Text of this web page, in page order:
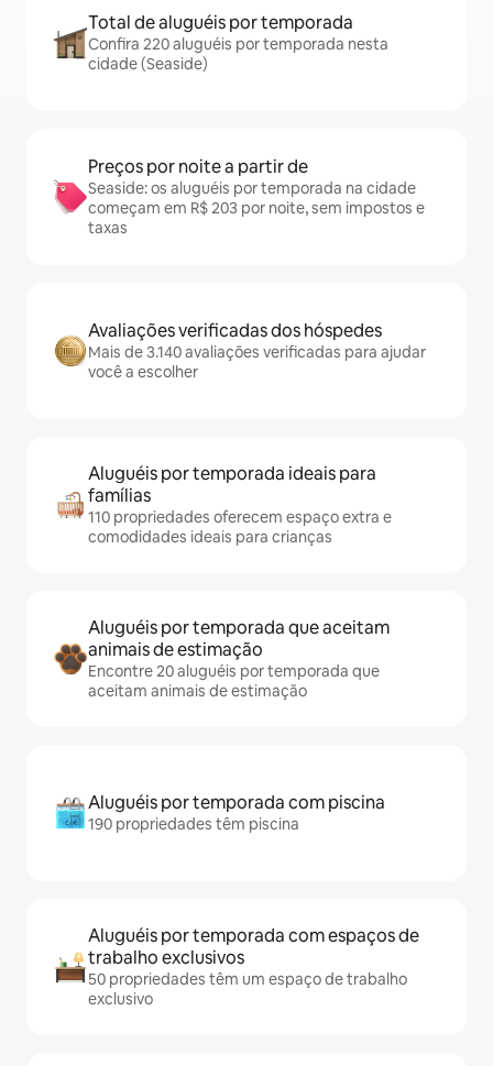
Total de aluguéis por temporada
Confira 220 aluguéis por temporada nesta
cidade (Seaside)
Preços por noite a partir de
Seaside: os aluguéis por temporada na cidade
começam em R$ 203 por noite, sem impostos e
taxas
Avaliações verificadas dos hóspedes
Mais de 3.140 avaliações verificadas para ajudar
você a escolher
Aluguéis por temporada ideais para
famílias
110 propriedades oferecem espaço extra e
comodidades ideais para crianças
Aluguéis por temporada que aceitam
animais de estimação
Encontre 20 aluguéis por temporada que
aceitam animais de estimação
Aluguéis por temporada com piscina
190 propriedades têm piscina
Aluguéis por temporada com espaços de
trabalho exclusivos
50 propriedades têm um espaço de trabalho
exclusivo